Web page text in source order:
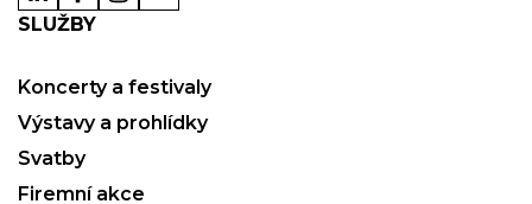
SLUŽBY
Koncerty a festivaly
Výstavy a prohlídky
Svatby
Firemní akce